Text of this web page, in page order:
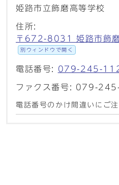
姫路市立飾磨高等学校
住所:
〒672-8031 姫路市飾
別ウィンドウで開く
電話番号: 079-245-
ファクス番号: 079-
電話番号のかけ間違いにご注